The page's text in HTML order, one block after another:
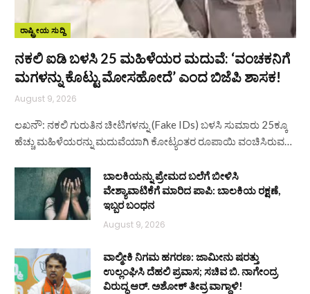
ರಾಷ್ಟ್ರೀಯ ಸುದ್ದಿ
ನಕಲಿ ಐಡಿ ಬಳಸಿ 25 ಮಹಿಳೆಯರ ಮದುವೆ: ‘ವಂಚಕನಿಗೆ
ಮಗಳನ್ನು ಕೊಟ್ಟು ಮೋಸಹೋದೆ’ ಎಂದ ಬಿಜೆಪಿ ಶಾಸಕ!
August 9, 2026
ಲಖನೌ: ನಕಲಿ ಗುರುತಿನ ಚೀಟಿಗಳನ್ನು (Fake IDs) ಬಳಸಿ ಸುಮಾರು 25ಕ್ಕೂ
ಹೆಚ್ಚು ಮಹಿಳೆಯರನ್ನು ಮದುವೆಯಾಗಿ ಕೋಟ್ಯಂತರ ರೂಪಾಯಿ ವಂಚಿಸಿರುವ…
ಬಾಲಕಿಯನ್ನು ಪ್ರೇಮದ ಬಲೆಗೆ ಬೀಳಿಸಿ
ವೇಶ್ಯಾವಾಟಿಕೆಗೆ ಮಾರಿದ ಪಾಪಿ: ಬಾಲಕಿಯ ರಕ್ಷಣೆ,
ಇಬ್ಬರ ಬಂಧನ
August 9, 2026
ವಾಲ್ಮೀಕಿ ನಿಗಮ ಹಗರಣ: ಜಾಮೀನು ಷರತ್ತು
ಉಲ್ಲಂಘಿಸಿ ದೆಹಲಿ ಪ್ರವಾಸ; ಸಚಿವ ಬಿ. ನಾಗೇಂದ್ರ
ವಿರುದ್ಧ ಆರ್. ಅಶೋಕ್ ತೀವ್ರ ವಾಗ್ದಾಳಿ!